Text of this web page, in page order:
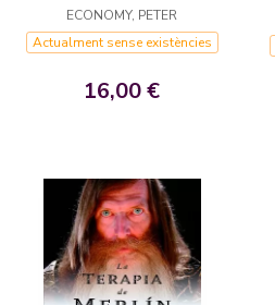
ECONOMY, PETER
Actualment sense existències
16,00 €